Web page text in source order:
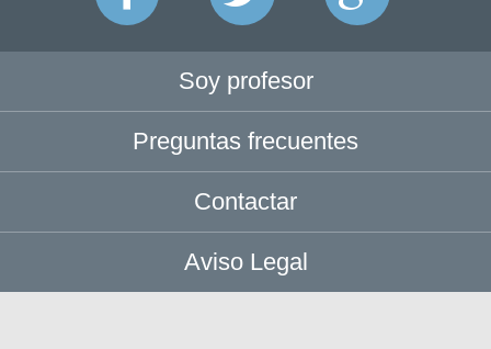
Soy profesor
Preguntas frecuentes
Contactar
Aviso Legal